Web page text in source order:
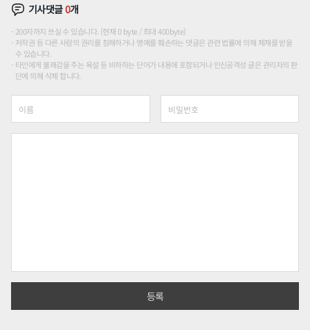
기사댓글0개
200자까지 쓰실 수 있습니다. (현재 0 byte / 최대 400byte)
저작권 등 다른 사람의 권리를 침해하거나 명예를 훼손하는 댓글은 관련 법률에 의해 제재를 받을
수 있습니다.
타인에게 불쾌감을 주는 욕설 등 비하하는 단어가 내용에 포함되거나 인신공격성 글은 관리자의 판
단에 의해 삭제 합니다.